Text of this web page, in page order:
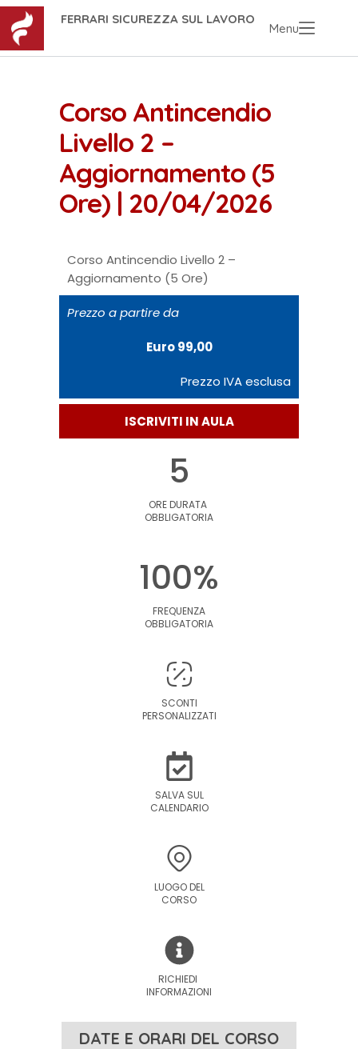
FERRARI SICUREZZA SUL LAVORO
Menu
Corso Antincendio
Livello 2 –
Aggiornamento (5
Ore) | 20/04/2026
Corso Antincendio Livello 2 –
Aggiornamento (5 Ore)
Prezzo a partire da
Euro 99,00
Prezzo IVA esclusa
ISCRIVITI IN AULA
5
ORE DURATA
OBBLIGATORIA
100%
FREQUENZA
OBBLIGATORIA
SCONTI
PERSONALIZZATI
SALVA SUL
CALENDARIO
LUOGO DEL
CORSO
RICHIEDI
INFORMAZIONI
DATE E ORARI DEL CORSO